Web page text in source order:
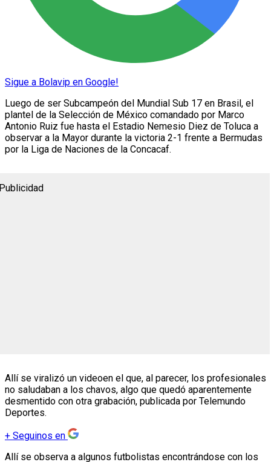
Sigue a Bolavip en Google!
Luego de ser Subcampeón del Mundial Sub 17 en Brasil, el
plantel de la Selección de México comandado por Marco
Antonio Ruiz fue hasta el Estadio Nemesio Diez de Toluca a
observar a la Mayor durante la victoria 2-1 frente a Bermudas
por la Liga de Naciones de la Concacaf.
Allí se viralizó un videoen el que, al parecer, los profesionales
no saludaban a los chavos, algo que quedó aparentemente
desmentido con otra grabación, publicada por Telemundo
Deportes.
+ Seguinos en
Allí se observa a algunos futbolistas encontrándose con los